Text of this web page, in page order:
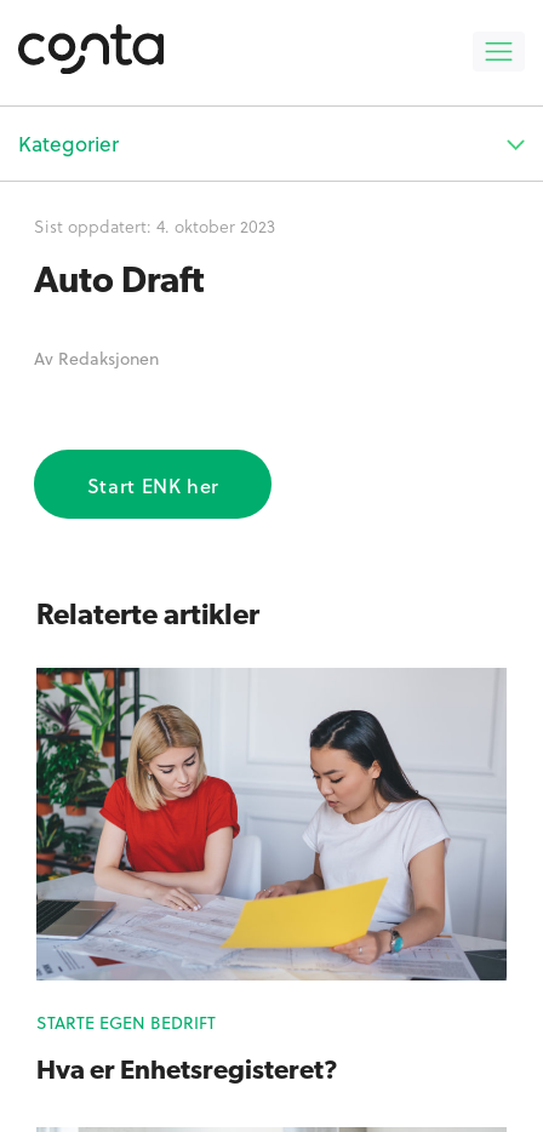
Kategorier
Sist oppdatert:4. oktober 2023
Auto Draft
Av Redaksjonen
Start ENK her
Relaterte artikler
STARTE EGEN BEDRIFT
Hva er Enhetsregisteret?